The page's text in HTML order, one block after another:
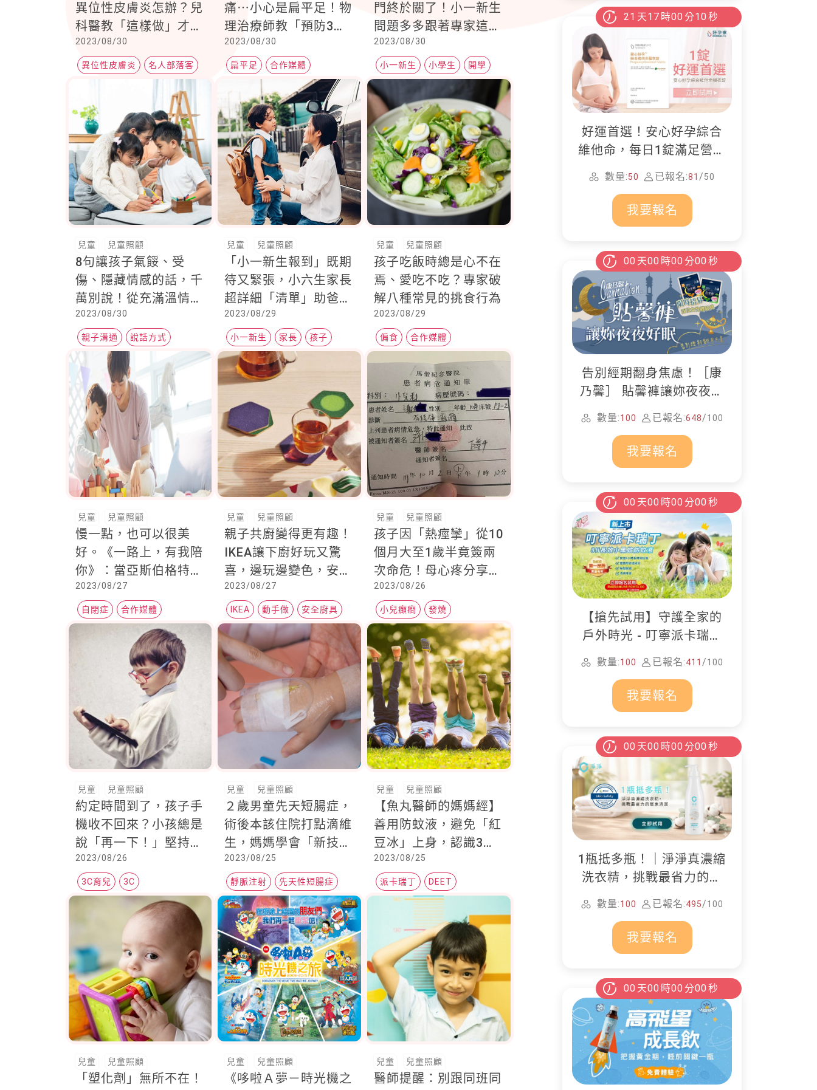
異位性皮膚炎怎辦？兒
科醫教「這樣做」才是
正解
2023/08/30
異位性皮膚炎 名人部落客
痛⋯小心是扁平足！物
理治療師教「預防3
招」
2023/08/30
扁平足 合作媒體
名人部落客
門終於關了！小一新生
問題多多跟著專家這麼
做
2023/08/30
小一新生 小學生 開學
兒童 兒童照顧
8句讓孩子氣餒、受
傷、隱藏情感的話，千
萬別說！從充滿溫情的
對話開始，讓孩子從中
得到認同感
2023/08/30
親子溝通 說話方式
兒童 兒童照顧
「小一新生報到」既期
待又緊張，小六生家長
超詳細「清單」助爸媽
們穩定軍心
2023/08/29
小一新生 家長 孩子
兒童 兒童照顧
孩子吃飯時總是心不在
焉、愛吃不吃？專家破
解八種常見的挑食行為
2023/08/29
偏食 合作媒體
名人部落客
兒童 兒童照顧
慢一點，也可以很美
好。《一路上，有我陪
你》：當亞斯伯格特質
父親遇上自閉症兒子
2023/08/27
自閉症 合作媒體
名人部落客
兒童 兒童照顧
親子共廚變得更有趣！
IKEA讓下廚好玩又驚
喜，邊玩邊變色，安全
設計細節讓爸媽超安心
2023/08/27
IKEA 動手做 安全廚具
兒童 兒童照顧
孩子因「熱痙攣」從10
個月大至1歲半竟簽兩
次命危！母心疼分享歷
程
2023/08/26
小兒癲癇 發燒
兒童 兒童照顧
約定時間到了，孩子手
機收不回來？小孩總是
說「再一下！」堅持與
妥協之間，父母該怎麼
辦？
2023/08/26
3C育兒 3C
兒童 兒童照顧
２歲男童先天短腸症，
術後本該住院打點滴維
生，媽媽學會「新技
術」，在家也能打點
滴！
2023/08/25
靜脈注射 先天性短腸症
居家靜脈營養照護
兒童 兒童照顧
【魚丸醫師的媽媽經】
善用防蚊液，避免「紅
豆冰」上身，認識3種
實證有效成分
2023/08/25
派卡瑞丁 DEET
夏季防蚊
兒童 兒童照顧
「塑化劑」無所不在！
兒童 兒童照顧
《哆啦Ａ夢－時光機之
兒童 兒童照顧
醫師提醒：別跟同班同
21 天17 時00 分09 秒
好運首選！安心好孕綜合
維他命，每日1錠滿足營養
所需
數量:50 已報名:81 /50
我要報名
00 天00 時00 分00 秒
告別經期翻身焦慮！［康
乃馨］ 貼馨褲讓妳夜夜好
數量:100 已報名:648/100
我要報名
00 天00 時00 分00 秒
【搶先試用】守護全家的
戶外時光 - 叮寧派卡瑞丁
防蚊液
數量:100 已報名:411 /100
我要報名
00 天00 時00 分00 秒
1瓶抵多瓶！｜淨淨真濃縮
洗衣精，挑戰最省力的居
家清潔
數量:100 已報名:495/100
我要報名
00 天00 時00 分00 秒